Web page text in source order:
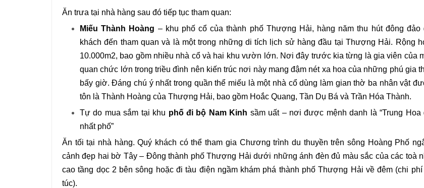
Ăn trưa tại nhà hàng sau đó tiếp tục tham quan:
Miếu Thành Hoàng – khu phố cổ của thành phố Thượng Hải, hàng năm thu hút đông đảo
khách đến tham quan và là một trong những di tích lịch sử hàng đầu tại Thượng Hải. Rộng
10.000m2, bao gồm nhiều nhà cổ và hai khu vườn lớn. Nơi đây trước kia từng là gia viên của
quan chức lớn trong triều đình nên kiến trúc nơi này mang đậm nét xa hoa của những phú gia
bấy giờ. Đáng chú ý nhất trong quần thể miếu là một nhà cổ dùng làm gian thờ ba nhân vật
tôn là Thành Hoàng của Thượng Hải, bao gồm Hoắc Quang, Tần Dụ Bá và Trần Hóa Thành.
Tự do mua sắm tại khu phố đi bộ Nam Kinh sầm uất – nơi được mệnh danh là “Trung Hoa
nhất phố”
Ăn tối tại nhà hàng. Quý khách có thể tham gia Chương trình du thuyền trên sông Hoàng Phố
cảnh đẹp hai bờ Tây – Đông thành phố Thượng Hải dưới những ánh đèn đủ màu sắc của các toà
cao tầng dọc 2 bên sông hoặc đi tàu điện ngầm khám phá thành phố Thượng Hải về đêm (chi
túc).